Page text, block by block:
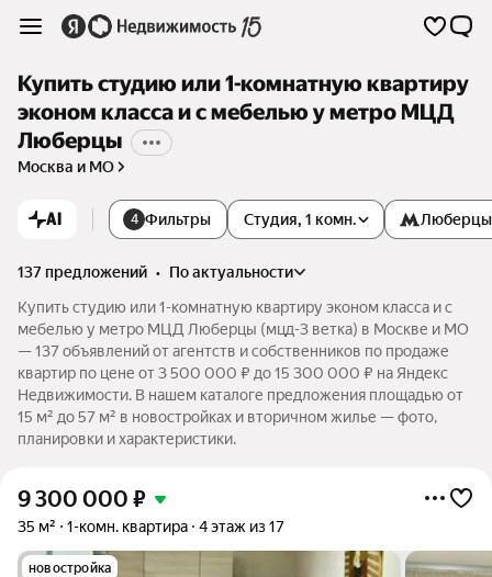
Купить студию или 1-комнатную квартиру
эконом класса и с мебелью у метро МЦД
Люберцы
Москва и МО
AI 4 Фильтры Студия, 1 комн. Люберцы
137 предложений •
по актуальности
Купить студию или 1-комнатную квартиру эконом класса и с
мебелью у метро МЦД Люберцы (мцд-3 ветка) в Москве и МО
— 137 объявлений от агентств и собственников по продаже
квартир по цене от 3 500 000 ₽ до 15 300 000 ₽ на Яндекс
Недвижимости. В нашем каталоге предложения площадью от
15 м² до 57 м² в новостройках и вторичном жилье — фото,
планировки и характеристики.
9 300 000 ₽
35 м² 1-комн. квартира 4 этаж из 17
новостройка